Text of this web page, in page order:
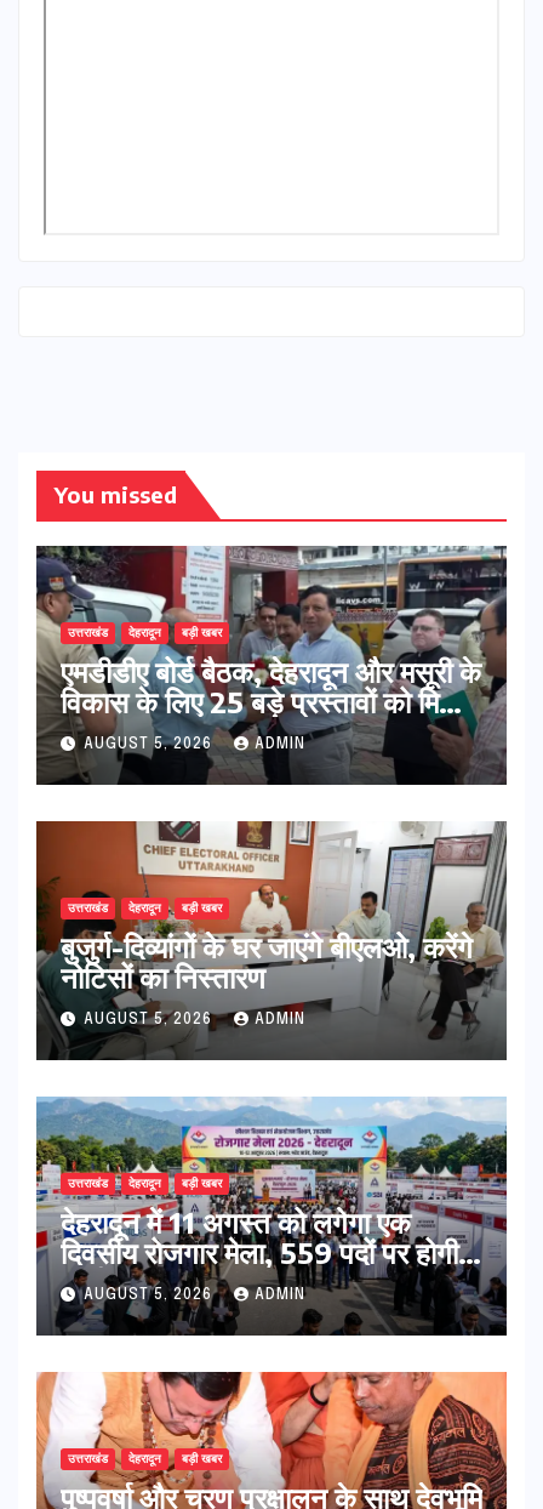
You missed
उत्तराखंड देहरादून बड़ी खबर
एमडीडीए बोर्ड बैठक, देहरादून और मसूरी के
विकास के लिए 25 बड़े प्रस्तावों को मिली
हरी झंडी
AUGUST 5, 2026 ADMIN
उत्तराखंड देहरादून बड़ी खबर
बुजुर्ग-दिव्यांगों के घर जाएंगे बीएलओ, करेंगे
नोटिसों का निस्तारण
AUGUST 5, 2026 ADMIN
उत्तराखंड देहरादून बड़ी खबर
​देहरादून में 11 अगस्त को लगेगा एक
दिवसीय रोजगार मेला, 559 पदों पर होगी
भर्तीAUGUST 5, 2026 ADMIN
उत्तराखंड देहरादून बड़ी खबर
पुष्पवर्षा और चरण प्रक्षालन के साथ देवभूमि